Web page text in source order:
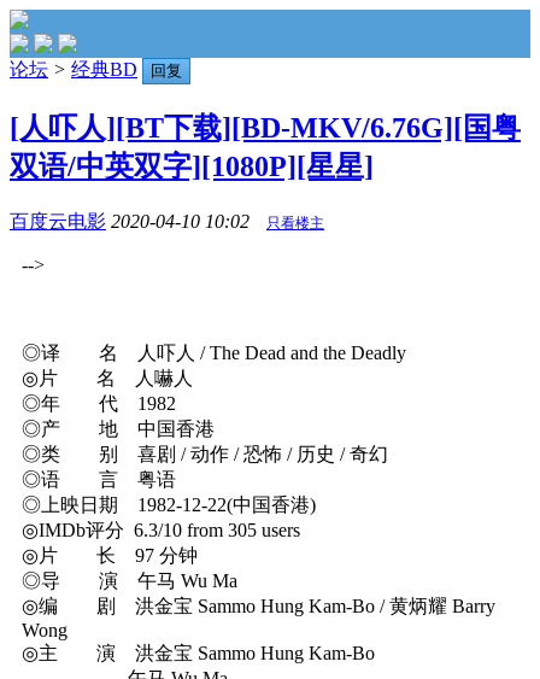
论坛 > 经典BD 回复
[人吓人][BT下载][BD-MKV/6.76G][国粤
双语/中英双字][1080P][星星]
百度云电影 2020-04-10 10:02 只看楼主
-->
◎译 名 人吓人 / The Dead and the Deadly
◎片 名 人嚇人
◎年 代 1982
◎产 地 中国香港
◎类 别 喜剧 / 动作 / 恐怖 / 历史 / 奇幻
◎语 言 粤语
◎上映日期 1982-12-22(中国香港)
◎IMDb评分 6.3/10 from 305 users
◎片 长 97 分钟
◎导 演 午马 Wu Ma
◎编 剧 洪金宝 Sammo Hung Kam-Bo / 黄炳耀 Barry
Wong
◎主 演 洪金宝 Sammo Hung Kam-Bo